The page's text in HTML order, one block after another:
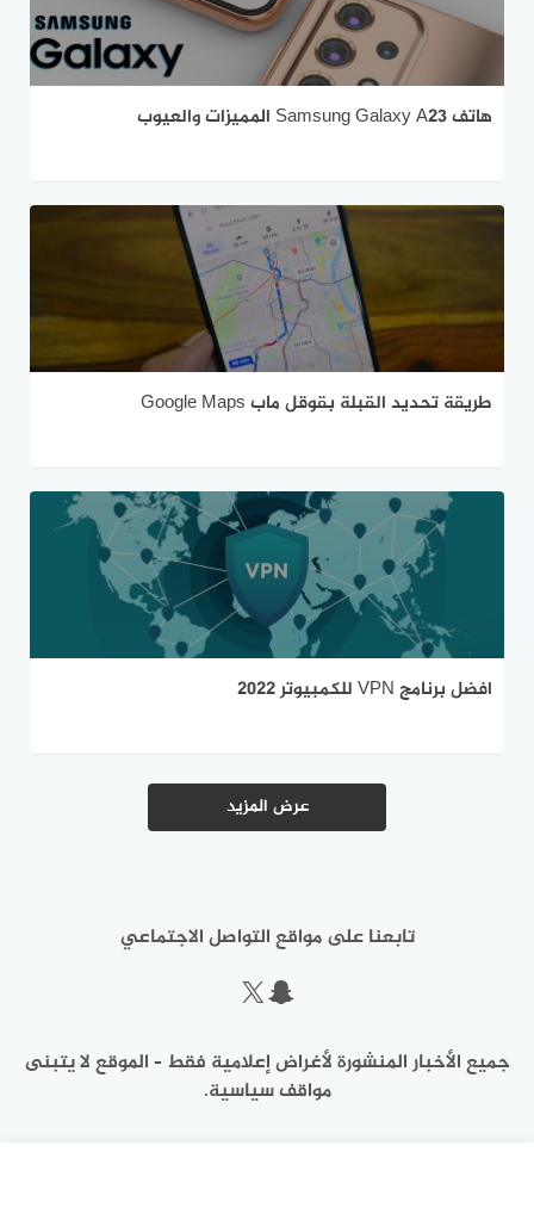
هاتف Samsung Galaxy A23 المميزات والعيوب
طريقة تحديد القبلة بقوقل ماب Google Maps
افضل برنامج VPN للكمبيوتر 2022
عرض المزيد
تابعنا على مواقع التواصل الاجتماعي
سناب شات
إكس
جميع الأخبار المنشورة لأغراض إعلامية فقط – الموقع لا يتبنى
مواقف سياسية.